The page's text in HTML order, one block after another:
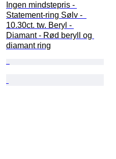
Ingen mindstepris -
Statement-ring Sølv -
10.30ct. tw. Beryl -
Diamant - Rød beryll og
diamant ring